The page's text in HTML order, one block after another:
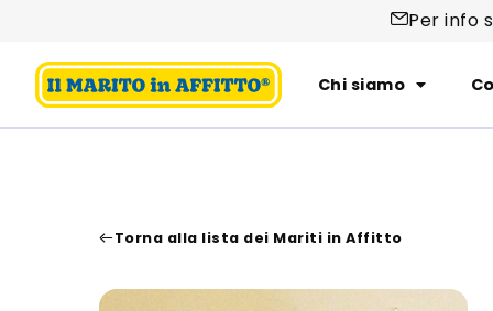
Per info
Chi siamo
Torna alla lista dei Mariti in Affitto